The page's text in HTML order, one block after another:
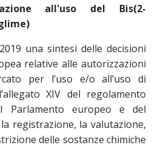
all'uso del Bis(2-
una sintesi delle decisioni
relative alle autorizzazioni
per l’uso e/o all’uso di
XIV del regolamento
Parlamento europeo e del
registrazione, la valutazione,
delle sostanze chimiche